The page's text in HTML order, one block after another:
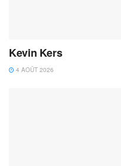
Kevin Kers
4 AOÛT 2026